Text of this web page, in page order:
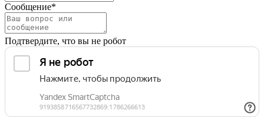
Сообщение*
Подтвердите, что вы не робот